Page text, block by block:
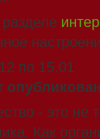
по 15.01
- это не
Как